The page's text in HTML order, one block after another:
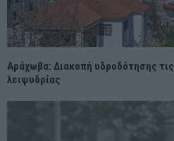
Αράχωβα: Διακοπή υδροδότησης
λειψυδρίας